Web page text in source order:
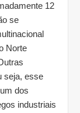
12
se
Norte
seja, esse
dos
industriais